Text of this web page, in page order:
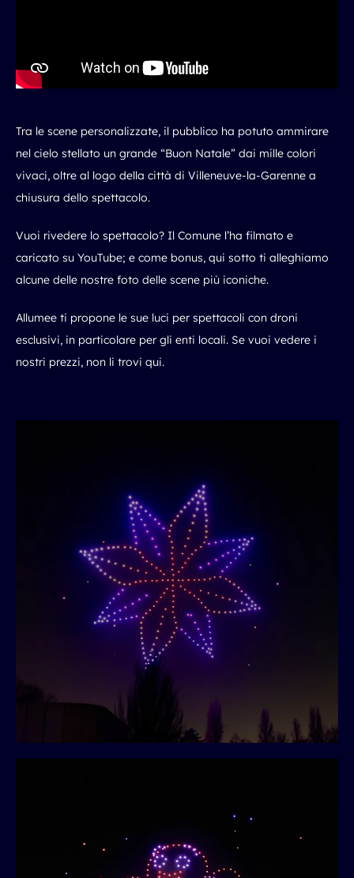
Tra le scene personalizzate, il pubblico ha potuto ammirare
nel cielo stellato un grande “Buon Natale” dai mille colori
vivaci, oltre al logo della città di Villeneuve-la-Garenne a
chiusura dello spettacolo.
Vuoi rivedere lo spettacolo? Il Comune l’ha filmato e
caricato su YouTube; e come bonus, qui sotto ti alleghiamo
alcune delle nostre foto delle scene più iconiche.
Allumee ti propone le sue luci per spettacoli con droni
esclusivi, in particolare per gli enti locali. Se vuoi vedere i
nostri prezzi, non li trovi qui.